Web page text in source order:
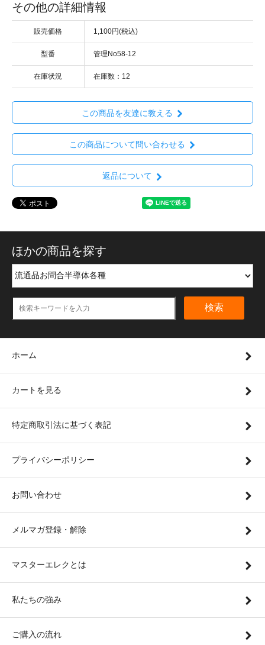
その他の詳細情報
販売価格 1,100円(税込)
型番 管理No58-12
在庫状況 在庫数：12
この商品を友達に教える
この商品について問い合わせる
返品について
ほかの商品を探す
検索
ホーム
カートを見る
特定商取引法に基づく表記
プライバシーポリシー
お問い合わせ
メルマガ登録・解除
マスターエレクとは
私たちの強み
ご購入の流れ